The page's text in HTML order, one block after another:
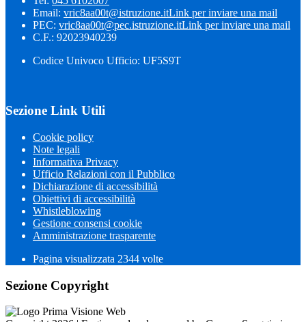
Email: vric8aa00t@istruzione.itLink per inviare una mail
PEC: vric8aa00t@pec.istruzione.itLink per inviare una mail
C.F.: 92023940239
Codice Univoco Ufficio: UF5S9T
Sezione Link Utili
Cookie policy
Note legali
Informativa Privacy
Ufficio Relazioni con il Pubblico
Dichiarazione di accessibilità
Obiettivi di accessibilità
Whistleblowing
Gestione consensi cookie
Amministrazione trasparente
Pagina visualizzata 2344 volte
Sezione Copyright